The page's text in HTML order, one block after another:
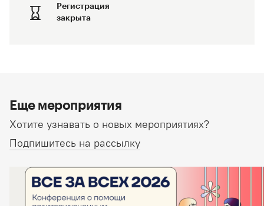
Регистрация
закрыта
Еще мероприятия
Хотите узнавать о новых мероприятиях?
Подпишитесь на рассылку